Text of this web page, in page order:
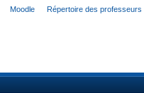
Moodle Répertoire des professeurs